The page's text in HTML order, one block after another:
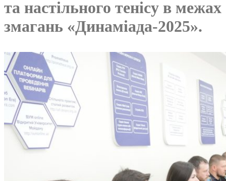
та настільного тенісу в межах
змагань «Динаміада-2025».